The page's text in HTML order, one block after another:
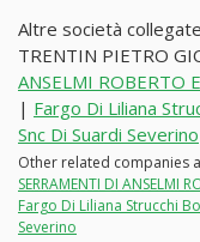
Altre società
TRENTIN PIETRO
ANSELMI ROBERTO
| Fargo Di Liliana
Snc Di Suardi Severino
Other related companies
SERRAMENTI DI ANSELMI
Fargo Di Liliana Strucchi
Severino